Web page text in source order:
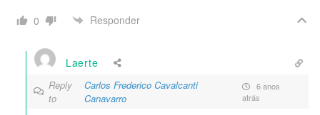
0
Responder
Laerte
Reply
to
Carlos Frederico Cavalcanti
Canavarro
6 anos
atrás